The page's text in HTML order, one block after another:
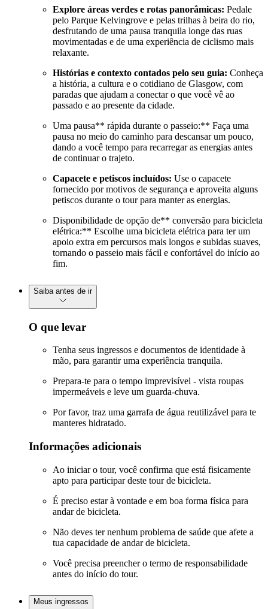
Explore áreas verdes e rotas panorâmicas: Pedale
pelo Parque Kelvingrove e pelas trilhas à beira do rio,
desfrutando de uma pausa tranquila longe das ruas
movimentadas e de uma experiência de ciclismo mais
relaxante.
Histórias e contexto contados pelo seu guia: Conheça
a história, a cultura e o cotidiano de Glasgow, com
paradas que ajudam a conectar o que você vê ao
passado e ao presente da cidade.
Uma pausa** rápida durante o passeio:** Faça uma
pausa no meio do caminho para descansar um pouco,
dando a você tempo para recarregar as energias antes
de continuar o trajeto.
Capacete e petiscos incluídos: Use o capacete
fornecido por motivos de segurança e aproveita alguns
petiscos durante o tour para manter as energias.
Disponibilidade de opção de** conversão para bicicleta
elétrica:** Escolhe uma bicicleta elétrica para ter um
apoio extra em percursos mais longos e subidas suaves,
tornando o passeio mais fácil e confortável do início ao
fim.
Saiba antes de ir
O que levar
Tenha seus ingressos e documentos de identidade à
mão, para garantir uma experiência tranquila.
Prepara-te para o tempo imprevisível - vista roupas
impermeáveis e leve um guarda-chuva.
Por favor, traz uma garrafa de água reutilizável para te
manteres hidratado.
Informações adicionais
Ao iniciar o tour, você confirma que está fisicamente
apto para participar deste tour de bicicleta.
É preciso estar à vontade e em boa forma física para
andar de bicicleta.
Não deves ter nenhum problema de saúde que afete a
tua capacidade de andar de bicicleta.
Você precisa preencher o termo de responsabilidade
antes do início do tour.
Meus ingressos